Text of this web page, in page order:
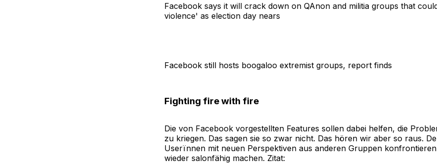
Facebook says it will crack down on QAnon and militia groups that
violence' as election day nears
Facebook still hosts boogaloo extremist groups, report finds
Fighting fire with fire
Die von Facebook vorgestellten Features sollen dabei helfen, die
zu kriegen. Das sagen sie so zwar nicht. Das hören wir aber so raus.
Userïnnen mit neuen Perspektiven aus anderen Gruppen
wieder salonfähig machen. Zitat: